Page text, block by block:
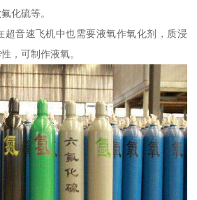
化硫等。
超音速飞机中也需要液氧作氧化剂，质浸
，可制作液氧。